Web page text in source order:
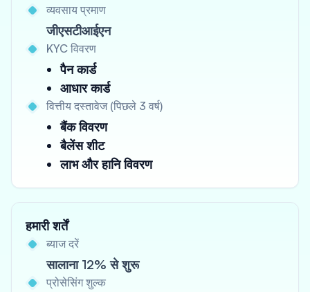
व्यवसाय प्रमाण
जीएसटीआईएन
KYC विवरण
पैन कार्ड
आधार कार्ड
वित्तीय दस्तावेज (पिछले 3 वर्ष)
बैंक विवरण
बैलेंस शीट
लाभ और हानि विवरण
हमारी शर्तें
ब्याज दरें
सालाना 12% से शुरू
प्रोसेसिंग शुल्क